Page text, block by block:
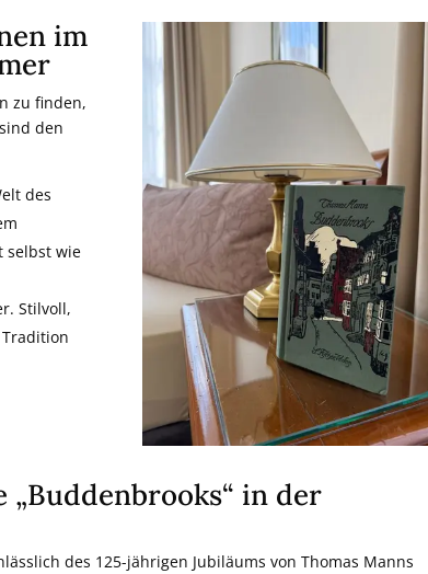
im
zu finden,
den
des
selbst wie
Stilvoll,
„Buddenbrooks“ in der
des 125-jährigen Jubiläums von Thomas Manns